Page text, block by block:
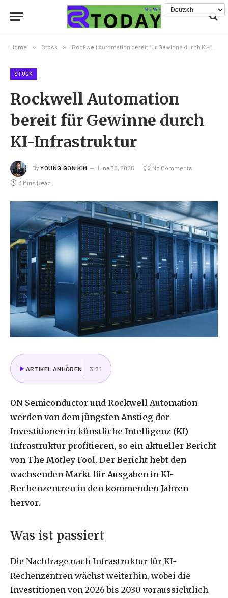
Home » Stock » Rockwell Automation bereit für Gewinne durch KI-Infrastruktur
STOCK
Rockwell Automation
bereit für Gewinne durch
KI-Infrastruktur
By YOUNG GON KIM June 30, 2026 No Comments
3 Mins Read
ARTIKEL ANHÖREN 3:31
ON Semiconductor und Rockwell Automation
werden von dem jüngsten Anstieg der
Investitionen in künstliche Intelligenz (KI)
Infrastruktur profitieren, so ein aktueller Bericht
von The Motley Fool. Der Bericht hebt den
wachsenden Markt für Ausgaben in KI-
Rechenzentren in den kommenden Jahren
hervor.
Was ist passiert
Die Nachfrage nach Infrastruktur für KI-
Rechenzentren wächst weiterhin, wobei die
Investitionen von 2026 bis 2030 voraussichtlich